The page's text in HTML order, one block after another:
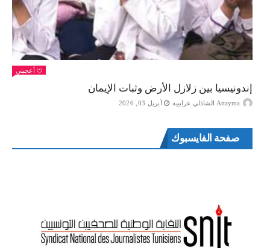
أعجبني
إندونيسيا بين زلازل الأرض وثبات الإيمان
Attayma الشاذلي عرايبية أبريل 03, 2026
صفحة الفايسبوك